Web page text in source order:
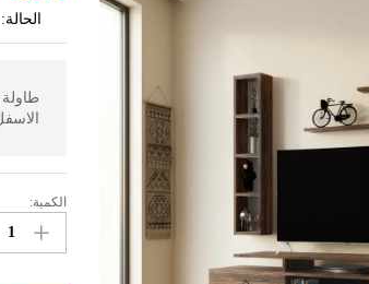
الحالة:
طاولة
تلفاز
مودرن
الكمية: